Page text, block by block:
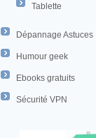
Tablette
Dépannage Astuces
Humour geek
Ebooks gratuits
Sécurité VPN